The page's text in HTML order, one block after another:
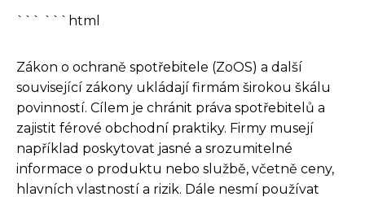
``` ```html
Zákon o ochraně spotřebitele (ZoOS) a další
související zákony ukládají firmám širokou škálu
povinností. Cílem je chránit práva spotřebitelů a
zajistit férové obchodní praktiky. Firmy musejí
například poskytovat jasné a srozumitelné
informace o produktu nebo službě, včetně ceny,
hlavních vlastností a rizik. Dále nesmí používat